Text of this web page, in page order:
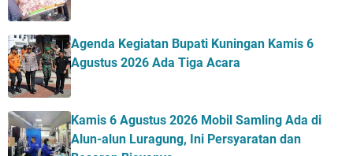
Agenda Kegiatan Bupati Kuningan Kamis 6
Agustus 2026 Ada Tiga Acara
Kamis 6 Agustus 2026 Mobil Samling Ada di
Alun-alun Luragung, Ini Persyaratan dan